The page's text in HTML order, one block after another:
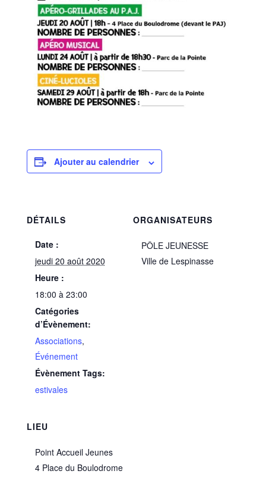
Ajouter au calendrier
DÉTAILS
Date :
jeudi 20 août 2020
Heure :
18:00 à 23:00
Catégories
d’Évènement:
Associations,
Événement
Évènement Tags:
estivales
LIEU
Point Accueil Jeunes
4 Place du Boulodrome
ORGANISATEURS
PÔLE JEUNESSE
Ville de Lespinasse